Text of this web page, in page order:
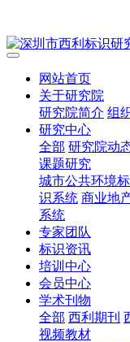
网站首页
关于研究院
研究院简介 组
研究中心
全部 研究院动
课题研究
城市公共环境
识系统 商业地
系统
专家团队
标识资讯
培训中心
会员中心
学术刊物
全部 西利期刊
视频教材